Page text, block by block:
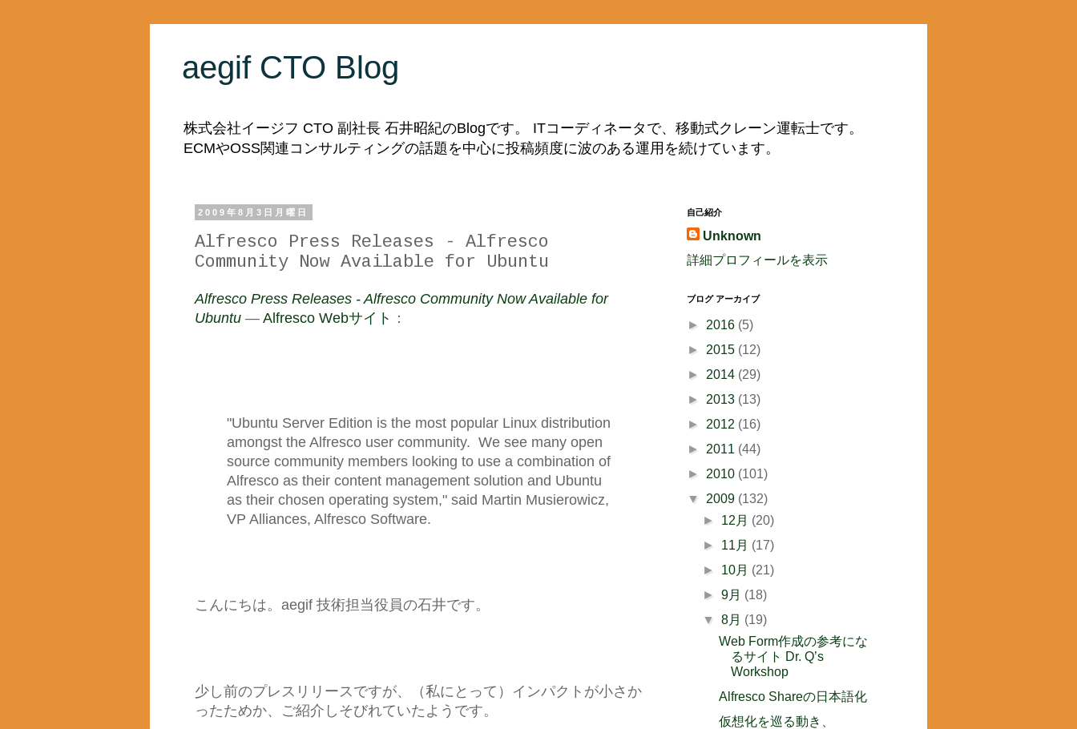
aegif CTO Blog
株式会社イージフ CTO 副社長 石井昭紀のBlogです。 ITコーディネータで、移動式クレーン運転士です。
ECMやOSS関連コンサルティングの話題を中心に投稿頻度に波のある運用を続けています。
2009年8月3日月曜日
Alfresco Press Releases - Alfresco
Community Now Available for Ubuntu
Alfresco Press Releases - Alfresco Community Now Available for
Ubuntu — Alfresco Webサイト ：
"Ubuntu Server Edition is the most popular Linux distribution
amongst the Alfresco user community. We see many open
source community members looking to use a combination of
Alfresco as their content management solution and Ubuntu
as their chosen operating system," said Martin Musierowicz,
VP Alliances, Alfresco Software.
こんにちは。aegif 技術担当役員の石井です。
少し前のプレスリリースですが、（私にとって）インパクトが小さか
ったためか、ご紹介しそびれていたようです。
自己紹介
Unknown
詳細プロフィールを表示
ブログ アーカイブ
► 2016 (5)
► 2015 (12)
► 2014 (29)
► 2013 (13)
► 2012 (16)
► 2011 (44)
► 2010 (101)
▼ 2009 (132)
► 12月 (20)
► 11月 (17)
► 10月 (21)
►9月 (18)
▼8月 (19)
Web Form作成の参考にな
るサイト Dr. Q’s
Workshop
Alfresco Shareの日本語化
仮想化を巡る動き、